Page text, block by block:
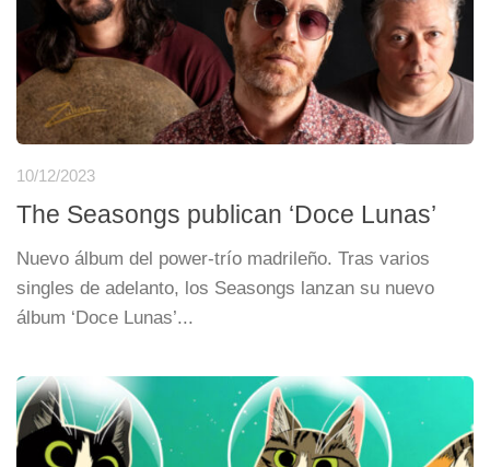
10/12/2023
The Seasongs publican ‘Doce Lunas’
Nuevo álbum del power-trío madrileño. Tras varios
singles de adelanto, los Seasongs lanzan su nuevo
álbum ‘Doce Lunas’...